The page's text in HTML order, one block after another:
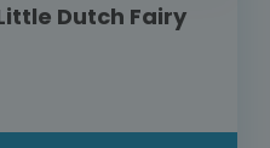
Dutch Fairy